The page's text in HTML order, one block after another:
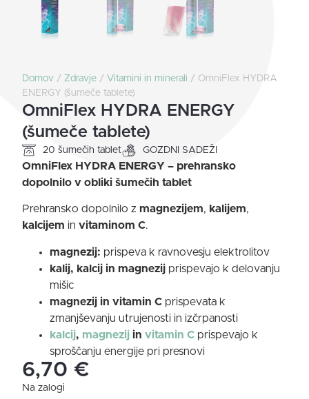
Domov /Zdravje /Vitamini in minerali / OmniFlex HYDRA
ENERGY (šumeče tablete)
OmniFlex HYDRA ENERGY
(šumeče tablete)
20 šumečih tablet GOZDNI SADEŽI
OmniFlex HYDRA ENERGY – prehransko
dopolnilo v obliki šumečih tablet
Prehransko dopolnilo z magnezijem, kalijem,
kalcijem in vitaminom C.
magnezij: prispeva k ravnovesju elektrolitov
kalij, kalcij in magnezij prispevajo k delovanju
mišic
magnezij in vitamin C prispevata k
zmanjševanju utrujenosti in izčrpanosti
kalcij, magnezij invitamin C prispevajo k
sproščanju energije pri presnovi
6,70 €
Na zalogi